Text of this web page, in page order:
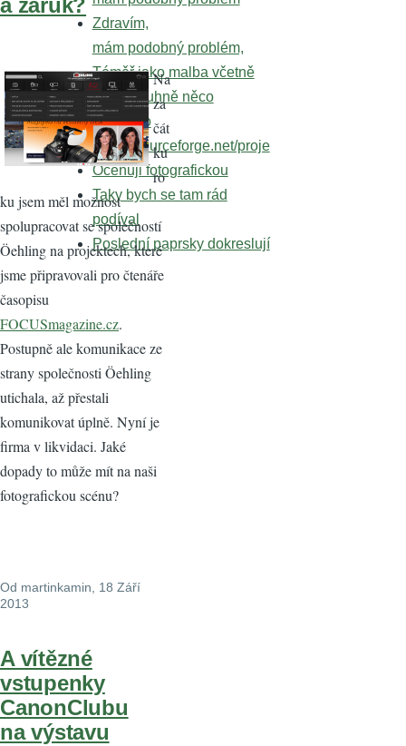
a záruk?
Na
za
čát
ku
ro
ku jsem měl možnost
spolupracovat se společností
Öehling na projektech, které
jsme připravovali pro čtenáře
časopisu
FOCUSmagazine.cz.
Postupně ale komunikace ze
strany společnosti Öehling
utichala, až přestali
komunikovat úplně. Nyní je
firma v likvidaci. Jaké
dopady to může mít na naši
fotografickou scénu?
Od martinkamin , 18 Září
2013
A vítězné
vstupenky
CanonClubu
na výstavu
Zdravím,
mám podobný problém,
Téměř jako malba včetně
já jsem tuhně něco
takového
https://sourceforge.net/proje
Oceňuji fotografickou
Taky bych se tam rád
podíval
Poslední paprsky dokreslují